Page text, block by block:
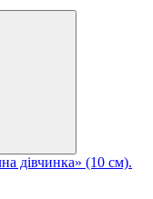
дівчинка» (10 см).